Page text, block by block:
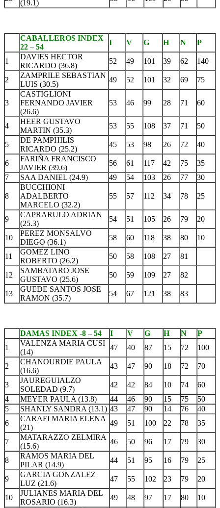
(19.1)
CABALLEROS INDEX
22 – 54
I V G H N P
1
DAVIES HECTOR
RICARDO (36.8)
52 49 101 39 62 140
2
ZAMPRILE SEBASTIAN
LUIS (30.5)
49 52 101 32 69 75
3
CASTIGLIONI
FERNANDO JAVIER
(26.6)
53 46 99 28 71 60
4
HEER GUSTAVO
MARTIN (35.3)
53 55 108 37 71 50
5
DE PAMPHILIS
RICARDO (25.2)
45 53 98 26 72 40
6
FARIÑA FRANCISCO
JAVIER (39.6)
56 61 117 42 75
35
7
SAA DANIEL (24.9) 49 54 103 26 77 30
8
BUCCHIONI
ADALBERTO
MARCELO (32.2)
55 57 112 34 78 25
9
CAPRARULO ADRIAN
(25.3)
54 51 105 26 79 20
10
PEREZ MONSALVO
DIEGO (36.1)
58 60 118 38 80 10
11
GOMEZ LINO
ROBERTO (26.2)
50 58 108 27 81
12
SAMBATARO JOSE
GUSTAVO (25.6)
50 59 109 27 82
13
GUEDE SANTOS JOSE
RAMON (35.7)
54 67 121 38 83
DAMAS INDEX -8 – 54 I V G H N
P
1
VALENZA MARIA CUSI
(14)
47 40 87 15 72 100
2
CHANOURDIE PAULA
(16.6)
43 47 90 18 72 70
3
JAUREGUIALZO
SOLEDAD (9.7)
42 42 84 10 74
60
4
MEYER PAULA (13.8) 44 46 90 15 75
50
5
SHANLY SANDRA (13.1) 43 47 90 14 76
40
6
CARAFI MARIA ELENA
(21)
49 51 100 22 78 35
7
MATARAZZO ZELMIRA
(15.6)
46 50 96 17 79 30
8
RAMOS MARIA DEL
PILAR (14.9)
44 51 95 16 79 25
9
GARCIA GONZALEZ
LUZ (21.6)
47 55 102 23 79 20
10
JULIANES MARIA DEL
ROSARIO (16.3)
49 48 97 17 80 10